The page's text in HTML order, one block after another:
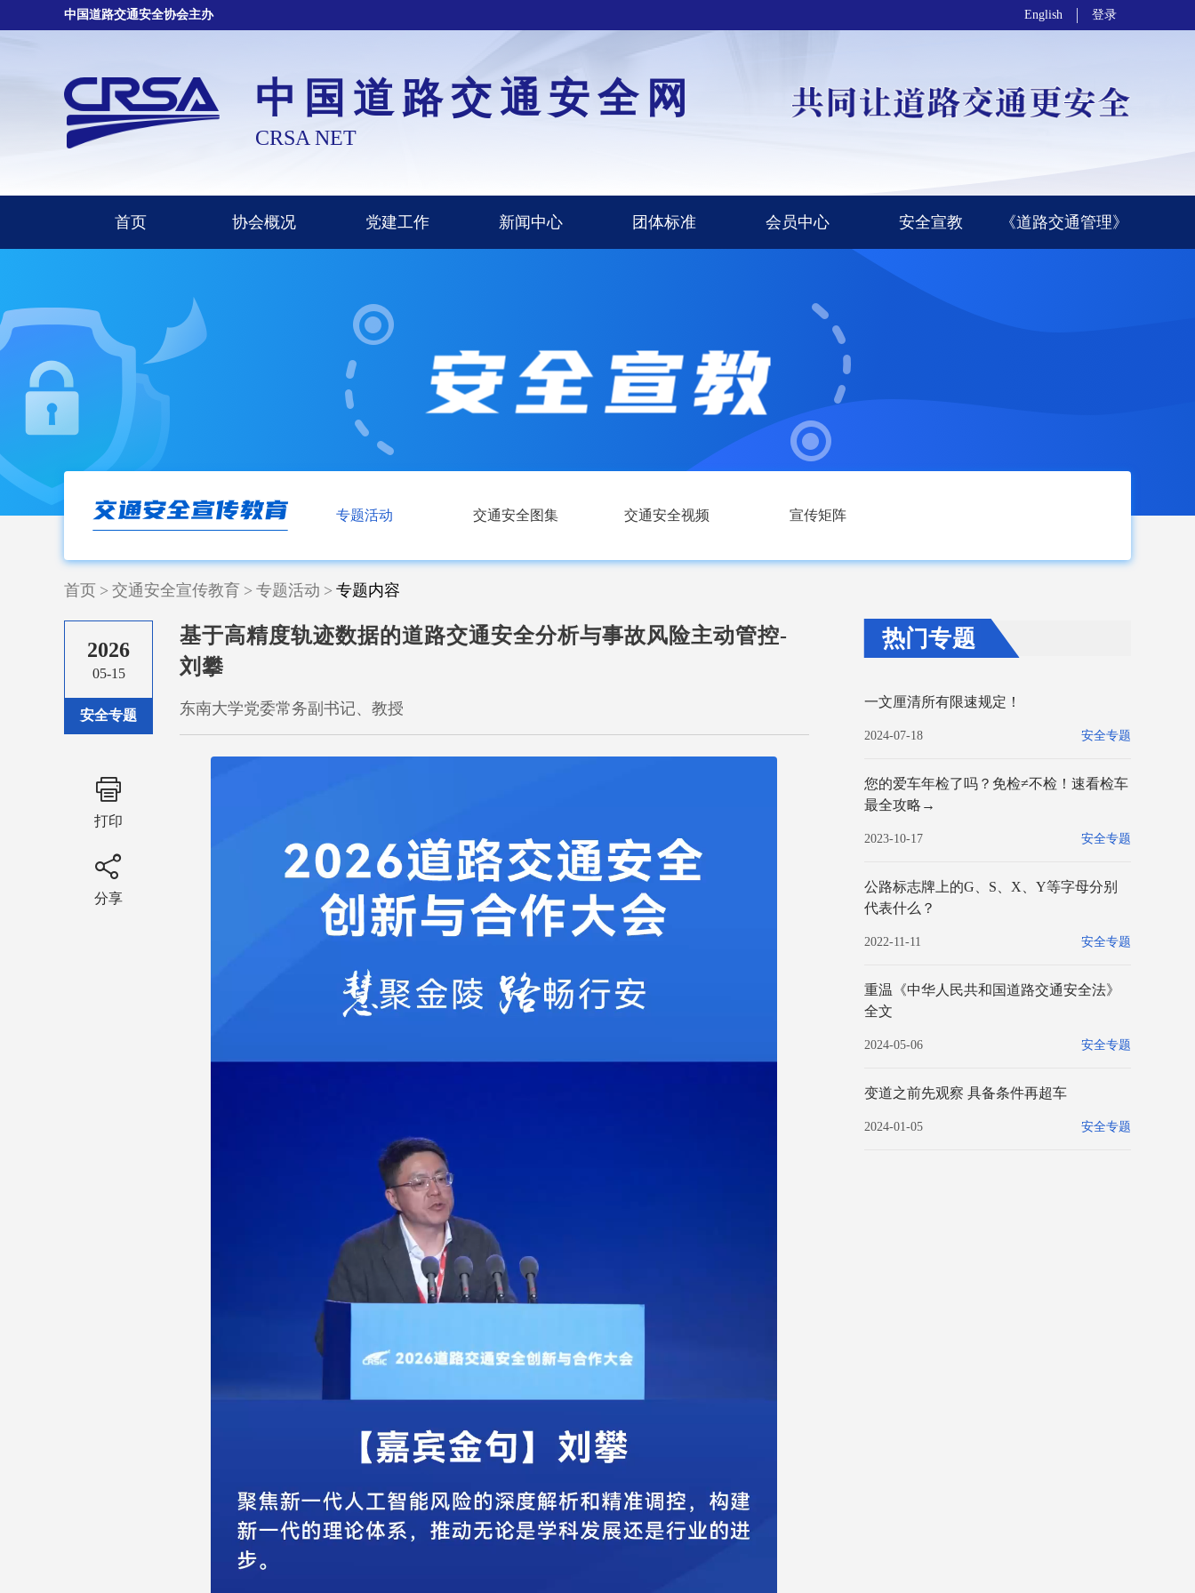
中国道路交通安全协会主办 English 登录
中国道路交通安全网
CRSA NET
首页 协会概况 党建工作 新闻中心 团体标准 会员中心 安全宣教 《道路交通管理》
专题活动 交通安全图集 交通安全视频 宣传矩阵
首页 > 交通安全宣传教育 > 专题活动 > 专题内容
2026
05-15
安全专题
打印
分享
基于高精度轨迹数据的道路交通安全分析与事故风险主动管控-
刘攀
东南大学党委常务副书记、教授
热门专题
一文厘清所有限速规定！
2024-07-18 安全专题
您的爱车年检了吗？免检≠不检！速看检车
最全攻略→
2023-10-17 安全专题
公路标志牌上的G、S、X、Y等字母分别
代表什么？
2022-11-11 安全专题
重温《中华人民共和国道路交通安全法》
全文
2024-05-06 安全专题
变道之前先观察 具备条件再超车
2024-01-05 安全专题